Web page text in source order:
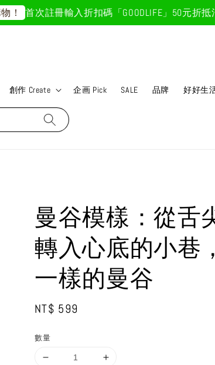
首次註冊輸入折扣碼「GOODLIFE」50元折抵消費
創作 Create 企画 Pick SALE 品牌 好好生
曼谷模樣：從舌
轉入心底的小巷
一樣的曼谷
Regular
NT$ 599
數量